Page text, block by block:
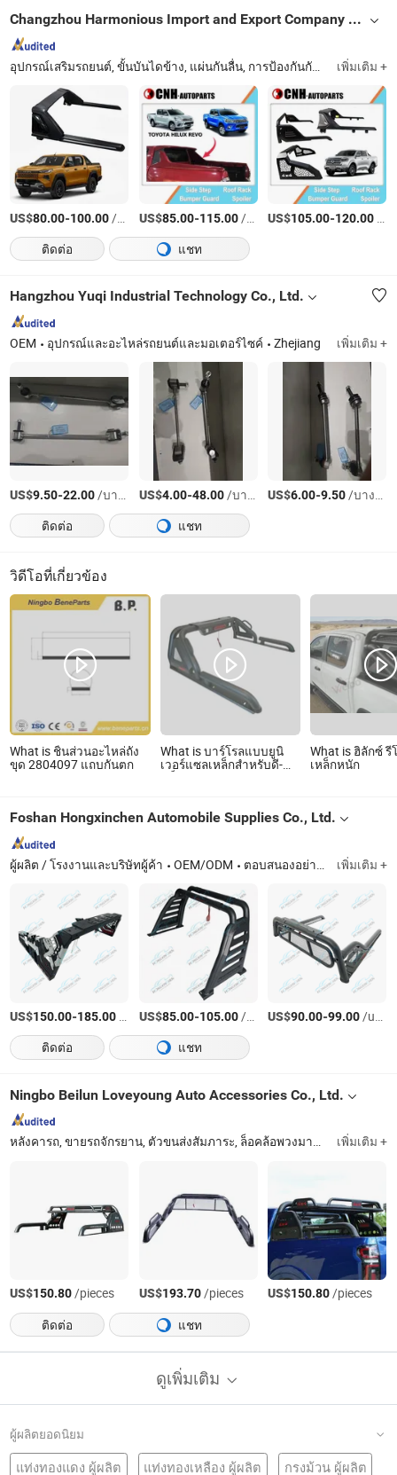
Changzhou Harmonious Import and Export Company Limited
เพิ่มเติม +
US$80.00-100.00/เตรียมตัว US$85.00-115.00/เตรียมตัว US$105.00-120.00
ติดต่อ
แชท
Hangzhou Yuqi Industrial Technology Co., Ltd.
OEM อุปกรณ์และอะไหล่รถยนต์และมอเตอร์ไซค์ Zhejiang เพิ่มเติม +
US$9.50-22.00/บางส่วน US$4.00-48.00/บางส่วน US$6.00-9.50/บางส่วน
ติดต่อ
แชท
วิดีโอที่เกี่ยวข้อง
What is ชิ้นส่วนอะไหล่ถัง
ขุด 2804097 แถบกันตก
What is บาร์โรลแบบยูนิ
เวอร์แซลเหล็กสำหรับดี-
What is ฮิลักซ์ รี
เหล็กหนัก
Foshan Hongxinchen Automobile Supplies Co., Ltd.
ผู้ผลิต / โรงงานและบริษัทผู้ค้า OEM/ODM ตอบสนองอย่างรวดเร็ว เพิ่มเติม +
US$150.00-185.00 US$85.00-105.00/units US$90.00-99.00/units
ติดต่อ
แชท
Ningbo Beilun Loveyoung Auto Accessories Co., Ltd.
หลังคารถ, ขายรถจักรยาน, ตัวขนส่งสัมภาระ, ล็อคล้อพวงมาลัย, ขายเรือคายัค, ตัวขนส่งมอเตอร์ไซค์, ชิ้นส่วนรถพ่วง, ปั๊มลม, กันชนเหล็ก, ชิ้นส่วนสำหรับการขับขี่นอกถนน เพิ่มเติม +
US$150.80/pieces US$193.70/pieces US$150.80/pieces
ติดต่อ
แชท
ดูเพิ่มเติม
ผู้ผลิตยอดนิยม
แท่งทองแดง ผู้ผลิต แท่งทองเหลือง ผู้ผลิต กรงม้วน ผู้ผลิต